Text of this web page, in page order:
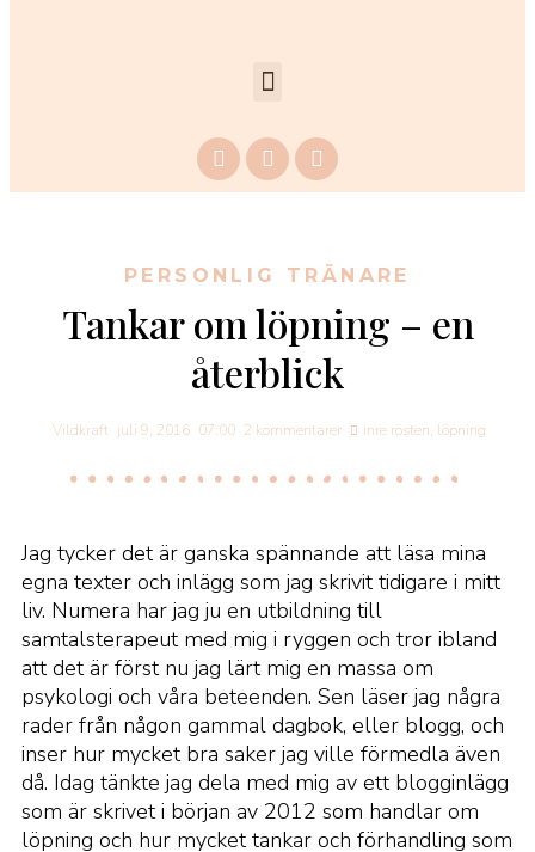
PERSONLIG TRÄNARE
Tankar om löpning – en
återblick
Vildkraft juli 9, 2016 07:00 2 kommentarer inre rösten, löpning
Jag tycker det är ganska spännande att läsa mina
egna texter och inlägg som jag skrivit tidigare i mitt
liv. Numera har jag ju en utbildning till
samtalsterapeut med mig i ryggen och tror ibland
att det är först nu jag lärt mig en massa om
psykologi och våra beteenden. Sen läser jag några
rader från någon gammal dagbok, eller blogg, och
inser hur mycket bra saker jag ville förmedla även
då. Idag tänkte jag dela med mig av ett blogginlägg
som är skrivet i början av 2012 som handlar om
löpning och hur mycket tankar och förhandling som